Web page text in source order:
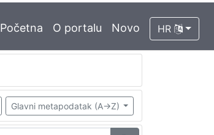
Početna O portalu Novo HR
Glavni metapodatak (A->Z)